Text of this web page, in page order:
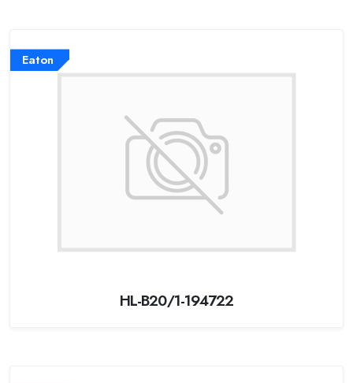
Eaton
HL-B20/1-194722